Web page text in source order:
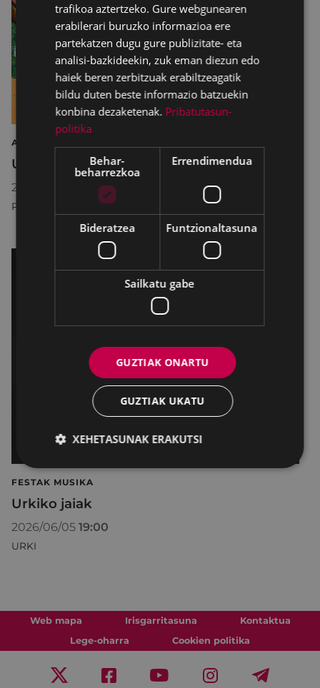
ARTEA ERAKUSKETA
Udal eskolak
2026/06/04 18:30 - 20:30
PORTALEA
FESTAK MUSIKA
Urkiko jaiak
2026/06/05 19:00
URKI
Web mapa Irisgarritasuna
Kontaktua
Lege-oharra
Cookien politika
trafikoa aztertzeko. Gure webgunearen
erabilerari buruzko informazioa ere
partekatzen dugu gure publizitate- eta
analisi-bazkideekin, zuk eman diezun edo
haiek beren zerbitzuak erabiltzeagatik
bildu duten beste informazio batzuekin
konbina dezaketenak. Pribatutasun-
politika
Behar-
beharrezkoa
Errendimendua
Bideratzea Funtzionaltasuna
Sailkatu gabe
GUZTIAK ONARTU
GUZTIAK UKATU
XEHETASUNAK ERAKUTSI